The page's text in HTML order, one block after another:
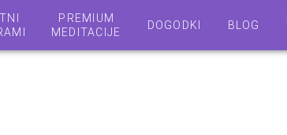
PREMIUM
MEDITACIJE
DOGODKI BLOG